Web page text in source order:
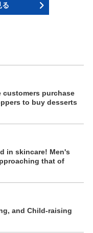
る
customers purchase
to buy desserts
in skincare! Men's
that of
and Child-raising